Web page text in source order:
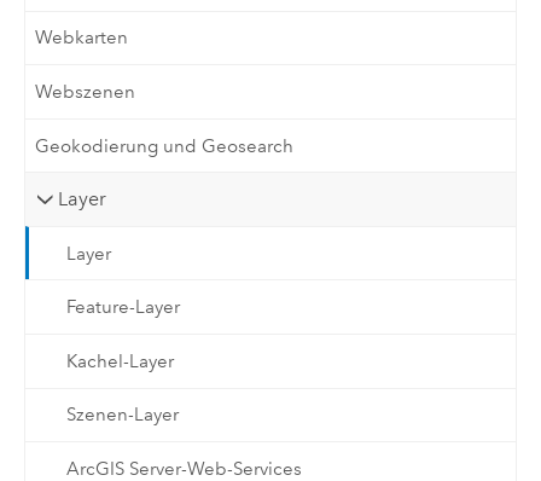
Webkarten
Webszenen
Geokodierung und Geosearch
Layer
Layer
Feature-Layer
Kachel-Layer
Szenen-Layer
ArcGIS Server-Web-Services